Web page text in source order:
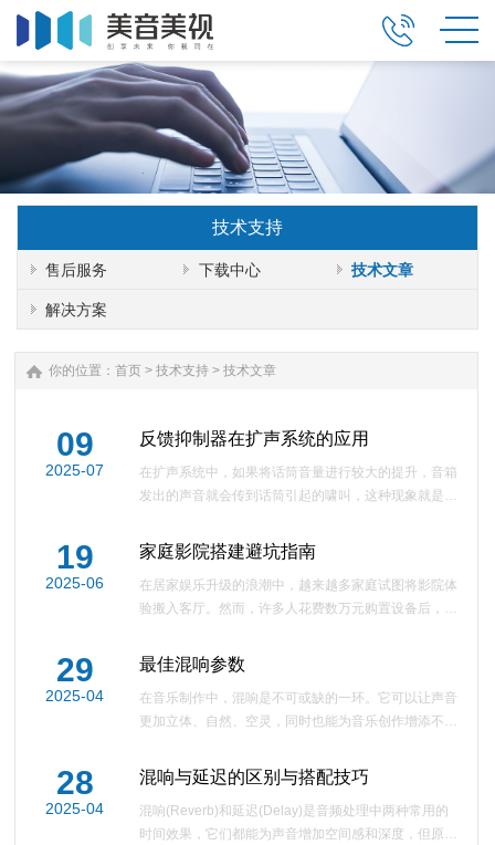
1
技术支持
售后服务 下载中心 技术文章
解决方案
你的位置： 首页 > 技术支持 > 技术文章
09
2025-07
反馈抑制器在扩声系统的应用
在扩声系统中，如果将话筒音量进行较大的提升，音箱
发出的声音就会传到话筒引起的啸叫，这种现象就是声
音的扩展音量，使...
19
2025-06
家庭影院搭建避坑指南
在居家娱乐升级的浪潮中，越来越多家庭试图将影院体
验搬入客厅。然而，许多人花费数万元购置设备后，却
声道定位混乱等问...
29
2025-04
最佳混响参数
在音乐制作中，混响是不可或缺的一环。它可以让声音
更加立体、自然、空灵，同时也能为音乐创作增添不少
置，不同的音乐风...
28
2025-04
混响与延迟的区别与搭配技巧
混响(Reverb)和延迟(Delay)是音频处理中两种常用的
时间效果，它们都能为声音增加空间感和深度，但原理